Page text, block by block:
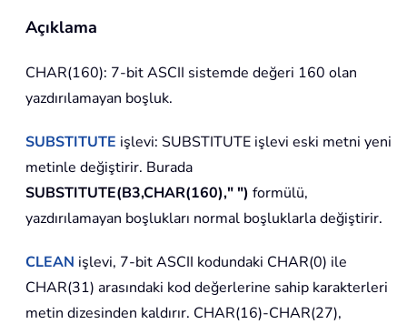
Açıklama
CHAR(160): 7-bit ASCII sistemde değeri 160 olan
yazdırılamayan boşluk.
SUBSTITUTE işlevi: SUBSTITUTE işlevi eski metni yeni
metinle değiştirir. Burada
SUBSTITUTE(B3,CHAR(160)," ") formülü,
yazdırılamayan boşlukları normal boşluklarla değiştirir.
CLEAN işlevi, 7-bit ASCII kodundaki CHAR(0) ile
CHAR(31) arasındaki kod değerlerine sahip karakterleri
metin dizesinden kaldırır. CHAR(16)-CHAR(27),